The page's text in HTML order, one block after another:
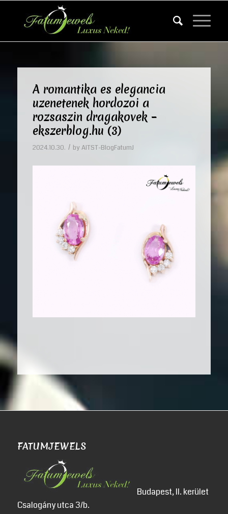
A romantika es elegancia
uzenetenek hordozoi a
rozsaszin dragakovek –
ekszerblog.hu (3)
2024.10.30. / by AITST-BlogFatumJ
FATUMJEWELS
Budapest, II. kerület
Csalogány utca 3/b.